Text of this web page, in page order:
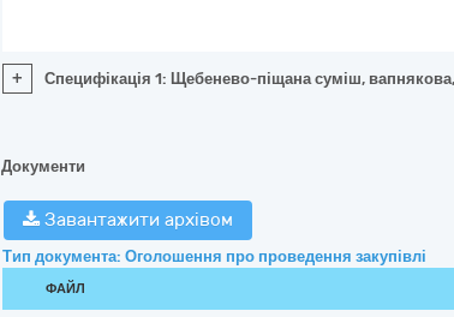
+ Специфікація 1: Щебенево-піщана суміш,
Документи
Завантажити архівом
Тип документа: Оголошення про проведення закупівлі
ФАЙЛ